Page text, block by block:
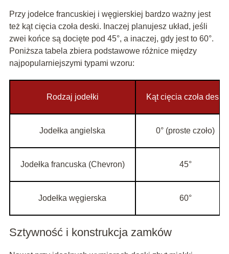
Przy jodełce francuskiej i węgierskiej bardzo ważny jest
też kąt cięcia czoła deski. Inaczej planujesz układ, jeśli
zwei końce są docięte pod 45°, a inaczej, gdy jest to 60°.
Poniższa tabela zbiera podstawowe różnice między
najpopularniejszymi typami wzoru:
Rodzaj jodełki Kąt cięcia czoła deski
Jodełka angielska 0° (proste czoło)
Jodełka francuska (Chevron) 45°
Jodełka węgierska 60°
Sztywność i konstrukcja zamków